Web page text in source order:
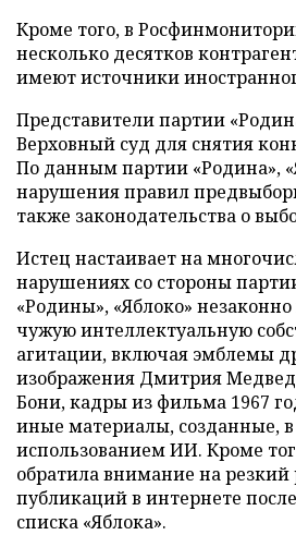
Кроме того, в
несколько десятков
имеют источники
Представители партии
Верховный суд для снятия
По данным партии «Родина»,
нарушения правил
также законодательства о
Истец настаивает на
нарушениях со стороны
«Родины», «Яблоко»
чужую интеллектуальную
агитации, включая эмблемы
изображения Дмитрия
Бони, кадры из фильма 1967
иные материалы, созданные, в
использованием ИИ. Кроме
обратила внимание на
публикаций в интернете
списка «Яблока».